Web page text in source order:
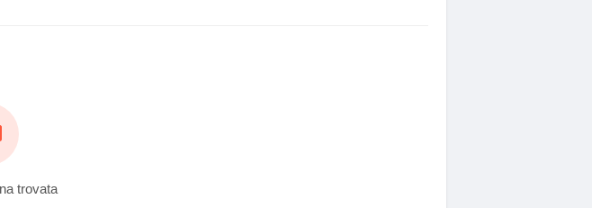
trovata